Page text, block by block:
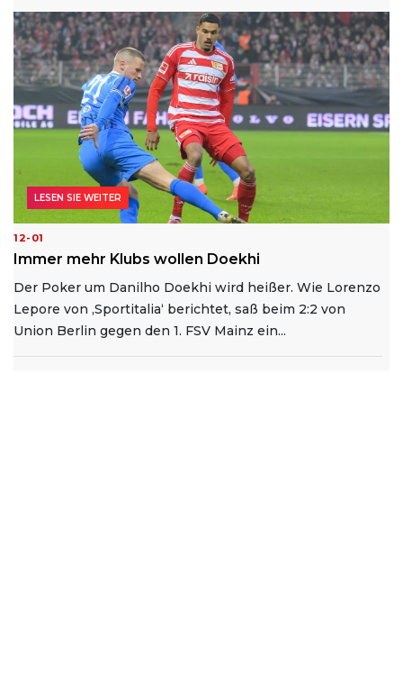
12-01
Immer mehr Klubs wollen Doekhi
Der Poker um Danilho Doekhi wird heißer. Wie Lorenzo
Lepore von ‚Sportitalia‘ berichtet, saß beim 2:2 von
Union Berlin gegen den 1. FSV Mainz ein...
LESEN SIE WEITER